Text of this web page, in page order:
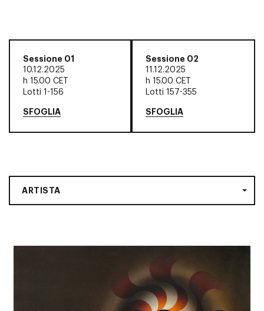
Sessione 01
10.12.2025
h15.00 CET
Lotti 1-156
SFOGLIA
Sessione 02
11.12.2025
h 15.00 CET
Lotti 157-355
SFOGLIA
ARTISTA